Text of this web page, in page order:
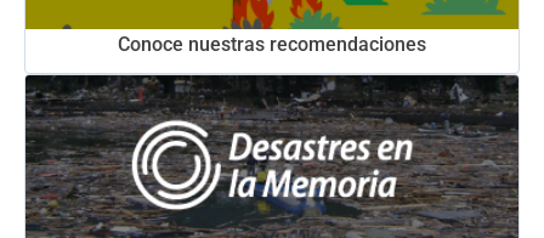
Conoce nuestras recomendaciones